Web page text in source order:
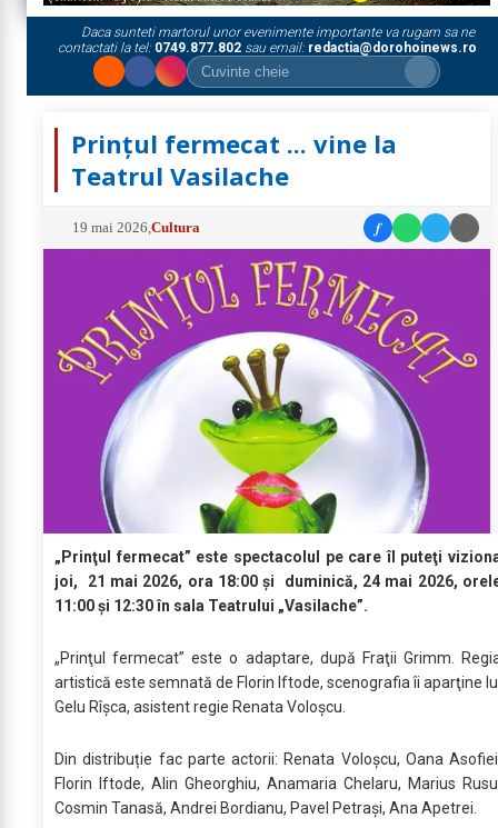
Daca sunteti martorul unor evenimente importante va rugam sa ne
contactati la tel: 0749.877.802sau email: redactia@dorohoinews.ro
Prințul fermecat ... vine la
Teatrul Vasilache
19 mai 2026 ,Cultura f
„Prinţul fermecat” este spectacolul pe care îl puteţi
joi, 21 mai 2026, ora 18:00 şi duminică, 24 mai 2026,
11:00 şi 12:30 în sala Teatrului „Vasilache”.
„Prinţul fermecat” este o adaptare, după Fraţii Grimm.
artistică este semnată de Florin Iftode, scenografia îi aparţine
Gelu Rîşca, asistent regie Renata Voloşcu.
Din distribuție fac parte actorii: Renata Voloşcu, Oana
Florin Iftode, Alin Gheorghiu, Anamaria Chelaru, Marius
Cosmin Tanasă, Andrei Bordianu, Pavel Petraşi, Ana Apetrei.